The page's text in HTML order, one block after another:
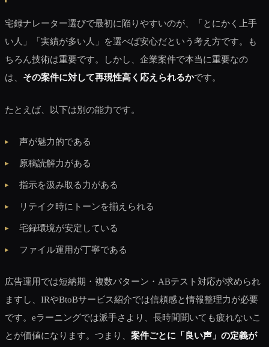
宅録ナレーター選びで最初に陥りやすいのが、「とにかく上手
い人」「実績が多い人」を選べば安心だという考え方です。も
ちろん技術は重要です。しかし、企業案件で本当に重要なの
は、 その案件に対して再現性高く応えられるかです。
たとえば、以下は別の能力です。
声が魅力的である
原稿読解力がある
指示を汲み取る力がある
リテイク時にトーンを揃えられる
宅録環境が安定している
ファイル運用が丁寧である
広告運用では短納期・複数パターン・ABテスト対応が求められ
ますし、IRやBtoBサービス紹介では信頼感と情報整理力が必要
です。eラーニングでは派手さより、長時間聞いても疲れないこ
とが価値になります。つまり、 案件ごとに「良い声」の定義が